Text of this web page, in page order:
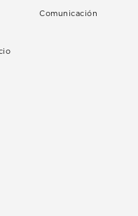
Comunicación